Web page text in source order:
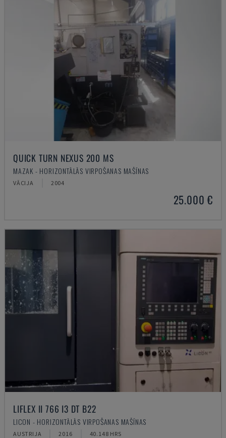
QUICK TURN NEXUS 200 MS
MAZAK - HORIZONTĀLĀS VIRPOŠANAS MAŠĪNAS
VĀCIJA 2004
25.000 €
LIFLEX II 766 I3 DT B22
LICON - HORIZONTĀLĀS VIRPOŠANAS MAŠĪNAS
AUSTRIJA 2016 40.148 HRS